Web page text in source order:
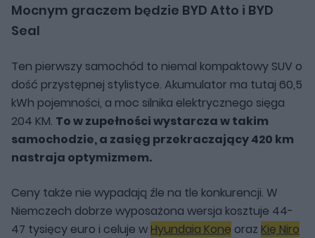
Mocnym graczem będzie BYD Atto i BYD
Seal
Ten pierwszy samochód to niemal kompaktowy SUV o
dość przystępnej stylistyce. Akumulator ma tutaj 60,5
kWh pojemności, a moc silnika elektrycznego sięga
204 KM. To w zupełności wystarcza w takim
samochodzie, a zasięg przekraczający 420 km
nastraja optymizmem.
Ceny także nie wypadają źle na tle konkurencji. W
Niemczech dobrze wyposażona wersja kosztuje 44-
47 tysięcy euro i celuje w Hyundaia Konę oraz Kię Niro